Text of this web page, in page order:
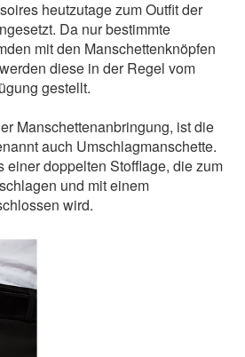
heutzutage zum Outfit der
Da nur bestimmte
mit den Manschettenknöpfen
diese in der Regel vom
gestellt.
Manschettenanbringung, ist die
auch Umschlagmanschette.
einer doppelten Stofflage, die zum
und mit einem
wird.